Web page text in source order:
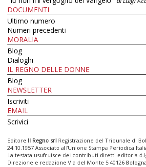
DOCUMENTI
Ultimo numero
Numeri precedenti
MORALIA
Blog
Dialoghi
IL REGNO DELLE DONNE
Blog
NEWSLETTER
Iscriviti
EMAIL
Scrivici
Editore Il Regno srl Registrazione del Tribunale di
24.10.1957 Associato all’Unione Stampa Periodica
La testata usufruisce dei contributi diretti editoria
Direzione e redazione Via del Monte 5 40126